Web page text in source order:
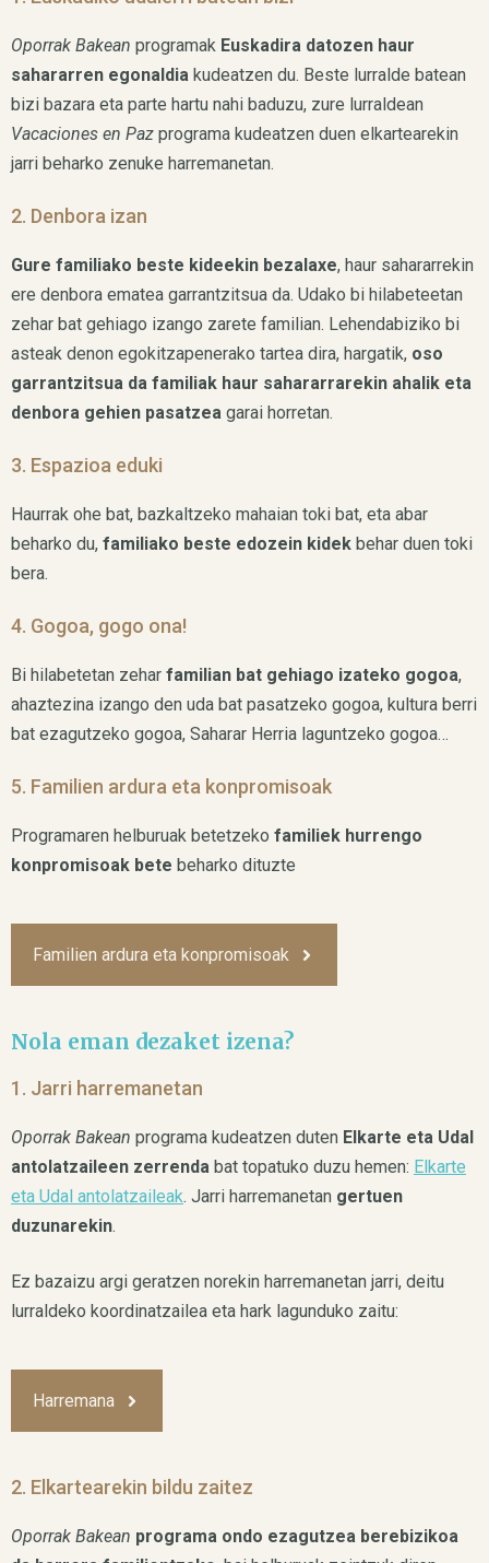
Oporrak Bakean programak Euskadira datozen haur
sahararren egonaldia kudeatzen du. Beste lurralde batean
bizi bazara eta parte hartu nahi baduzu, zure lurraldean
Vacaciones en Paz programa kudeatzen duen elkartearekin
jarri beharko zenuke harremanetan.
2. Denbora izan
Gure familiako beste kideekin bezalaxe, haur sahararrekin
ere denbora ematea garrantzitsua da. Udako bi hilabeteetan
zehar bat gehiago izango zarete familian. Lehendabiziko bi
asteak denon egokitzapenerako tartea dira, hargatik, oso
garrantzitsua da familiak haur sahararrarekin ahalik eta
denbora gehien pasatzea garai horretan.
3. Espazioa eduki
Haurrak ohe bat, bazkaltzeko mahaian toki bat, eta abar
beharko du, familiako beste edozein kidek behar duen toki
bera.
4. Gogoa, gogo ona!
Bi hilabetetan zehar familian bat gehiago izateko gogoa,
ahaztezina izango den uda bat pasatzeko gogoa, kultura berri
bat ezagutzeko gogoa, Saharar Herria laguntzeko gogoa…
5. Familien ardura eta konpromisoak
Programaren helburuak betetzeko familiek hurrengo
konpromisoak bete beharko dituzte
Familien ardura eta konpromisoak
Nola eman dezaket izena?
1. Jarri harremanetan
Oporrak Bakean programa kudeatzen duten Elkarte eta Udal
antolatzaileen zerrenda bat topatuko duzu hemen: Elkarte
eta Udal antolatzaileak. Jarri harremanetan gertuen
duzunarekin.
Ez bazaizu argi geratzen norekin harremanetan jarri, deitu
lurraldeko koordinatzailea eta hark lagunduko zaitu:
Harremana
2. Elkartearekin bildu zaitez
Oporrak Bakean programa ondo ezagutzea berebizikoa